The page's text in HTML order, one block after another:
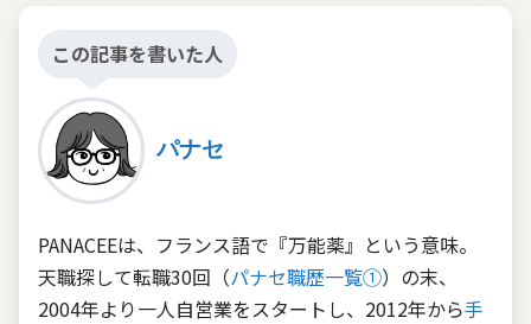
この記事を書いた人
パナセ
PANACEEは、フランス語で『万能薬』という意味。
天職探して転職30回（パナセ職歴一覧①）の末、
2004年より一人自営業をスタートし、2012年から手